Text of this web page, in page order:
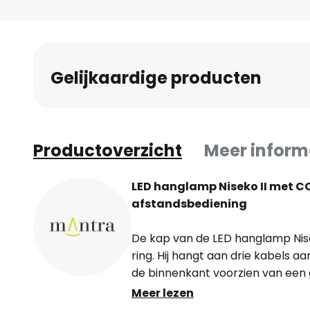
Gelijkaardige producten
Productoverzicht Meer
LED hanglamp Niseko II met
afstandsbediening
De kap van de LED hanglamp
ring. Hij hangt aan drie kabels
de binnenkant voorzien van
acrylaatbekleding, waardoor het
Meer lezen